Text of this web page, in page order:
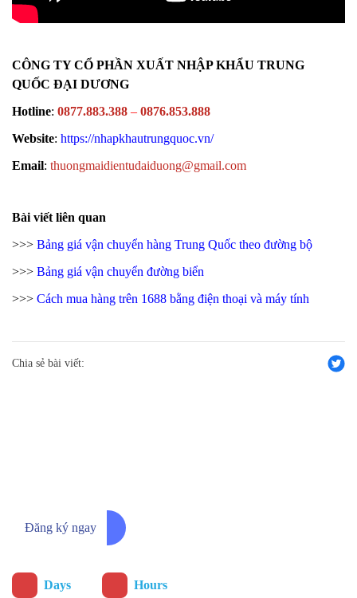
CÔNG TY CỔ PHẦN XUẤT NHẬP KHẨU TRUNG
QUỐC ĐẠI DƯƠNG
Hotline: 0877.883.388 – 0876.853.888
Website: https://nhapkhautrungquoc.vn/
Email: thuongmaidientudaiduong@gmail.com
Bài viết liên quan
>>> Bảng giá vận chuyển hàng Trung Quốc theo đường bộ
>>> Bảng giá vận chuyển đường biển
>>> Cách mua hàng trên 1688 bằng điện thoại và máy tính
Chia sẻ bài viết:
Đăng ký ngay
Days Hours